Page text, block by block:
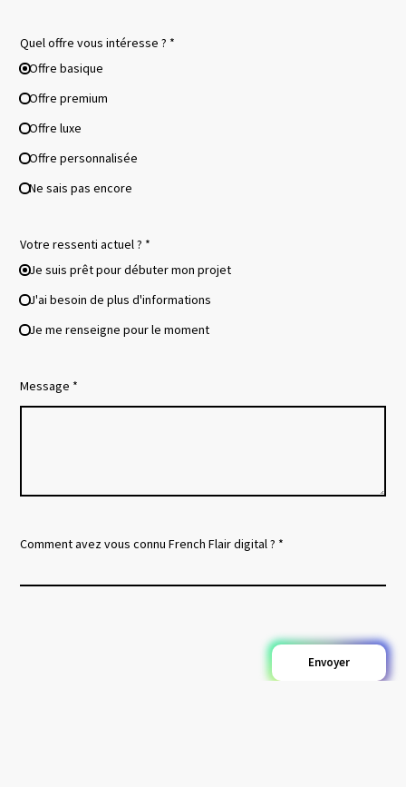
Quel offre vous intéresse ? *
Offre basique
Offre premium
Offre luxe
Offre personnalisée
Ne sais pas encore
Votre ressenti actuel ? *
Je suis prêt pour débuter mon projet
J'ai besoin de plus d'informations
Je me renseigne pour le moment
Message *
Comment avez vous connu French Flair digital ? *
Envoyer